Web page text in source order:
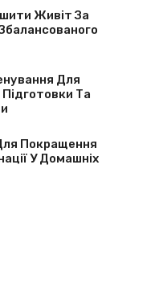
Живіт За
Для
Підготовки Та
Покращення
У Домашніх